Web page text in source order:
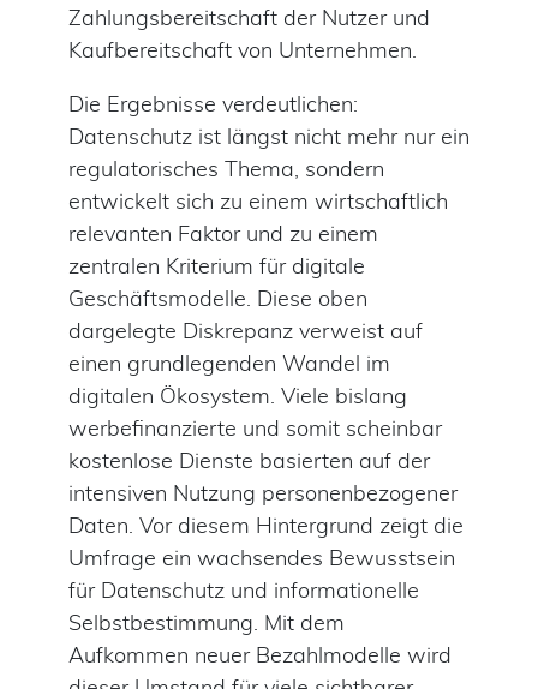
Zahlungsbereitschaft der Nutzer und
Kaufbereitschaft von Unternehmen.
Die Ergebnisse verdeutlichen:
Datenschutz ist längst nicht mehr nur ein
regulatorisches Thema, sondern
entwickelt sich zu einem wirtschaftlich
relevanten Faktor und zu einem
zentralen Kriterium für digitale
Geschäftsmodelle. Diese oben
dargelegte Diskrepanz verweist auf
einen grundlegenden Wandel im
digitalen Ökosystem. Viele bislang
werbefinanzierte und somit scheinbar
kostenlose Dienste basierten auf der
intensiven Nutzung personenbezogener
Daten. Vor diesem Hintergrund zeigt die
Umfrage ein wachsendes Bewusstsein
für Datenschutz und informationelle
Selbstbestimmung. Mit dem
Aufkommen neuer Bezahlmodelle wird